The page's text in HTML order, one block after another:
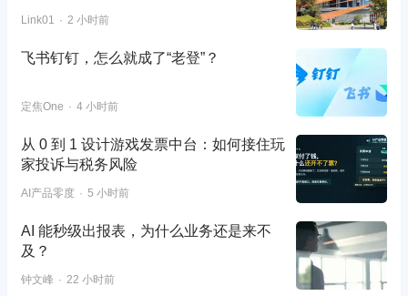
Link01 2 小时前
飞书钉钉，怎么就成了“老登”？
定焦One 4 小时前
从 0 到 1 设计游戏发票中台：如何接住玩
家投诉与税务风险
AI产品零度 5 小时前
AI 能秒级出报表，为什么业务还是来不
及？
钟文峰 22 小时前